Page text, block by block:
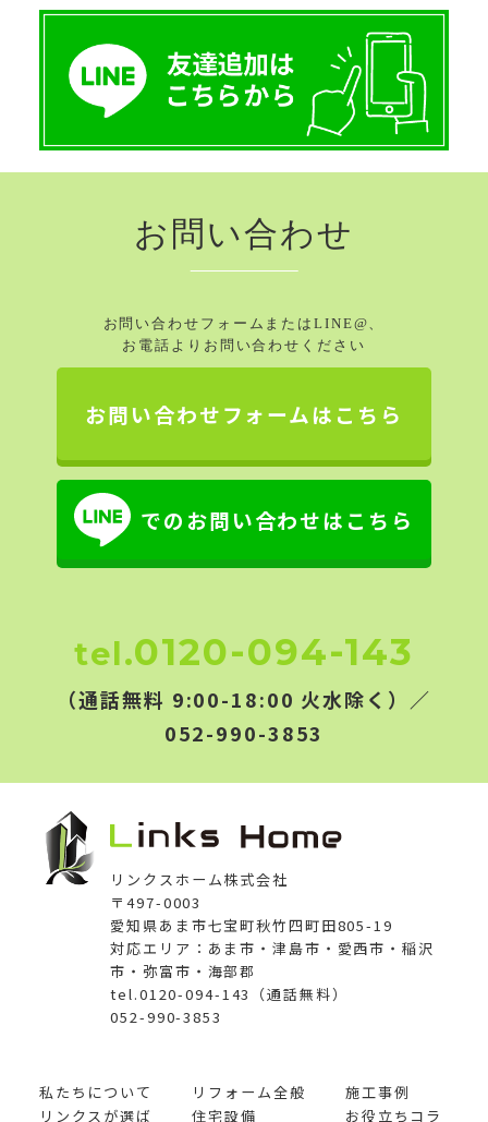
お問い合わせ
お問い合わせフォームまたはLINE@、
お電話よりお問い合わせください
お問い合わせフォームはこちら
でのお問い合わせはこちら
tel.0120-094-143
（通話無料 9:00-18:00 火水除く）／
052-990-3853
リンクスホーム株式会社
〒497-0003
愛知県あま市七宝町秋竹四町田805-19
対応エリア：あま市・津島市・愛西市・稲沢
市・弥富市・海部郡
tel.0120-094-143（通話無料）
052-990-3853
私たちについて
リンクスが選ば
リフォーム全般
住宅設備
施工事例
お役立ちコラ